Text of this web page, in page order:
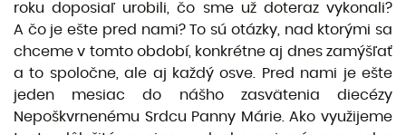
roku doposiaľ urobili, čo sme už doteraz vykonali?
A čo je ešte pred nami? To sú otázky, nad ktorými sa
chceme v tomto období, konkrétne aj dnes zamýšľať
a to spoločne, ale aj každý osve. Pred nami je ešte
jeden mesiac do nášho zasvätenia diecézy
Nepoškvrnenému Srdcu Panny Márie. Ako využijeme